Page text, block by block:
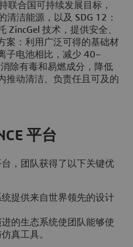
联合国可持续发展目标，
清洁能源，以及 SDG 12：
ZincGel 技术，提供安全、
案：利用广泛可得的基础材
子电池相比，减少 40–
除有毒和易燃成分，降低
推动清洁、负责任且可及的
平台
台，团队获得了以下关键优
提供来自世界领先的设计
的生态系统使团队能够使
真工具。